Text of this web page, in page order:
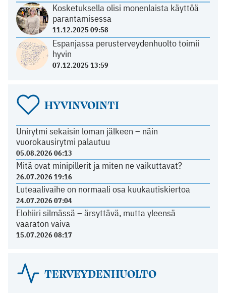
Kosketuksella olisi monenlaista käyttöä
parantamisessa
11.12.2025 09:58
Espanjassa perusterveydenhuolto toimii
hyvin
07.12.2025 13:59
HYVINVOINTI
Unirytmi sekaisin loman jälkeen – näin
vuorokausirytmi palautuu
05.08.2026 06:13
Mitä ovat minipillerit ja miten ne vaikuttavat?
26.07.2026 19:16
Luteaalivaihe on normaali osa kuukautiskiertoa
24.07.2026 07:04
Elohiiri silmässä – ärsyttävä, mutta yleensä
vaaraton vaiva
15.07.2026 08:17
TERVEYDENHUOLTO